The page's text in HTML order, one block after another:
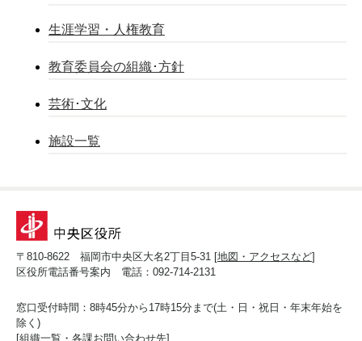
生涯学習・人権教育
教育委員会の組織･方針
芸術･文化
施設一覧
〒810-8622 福岡市中央区大名2丁目5-31 [地図・アクセスなど]
区役所電話番号案内 電話：092-714-2131
窓口受付時間：8時45分から17時15分まで(土・日・祝日・年末年始を
除く)
[組織一覧・各課お問い合わせ先]